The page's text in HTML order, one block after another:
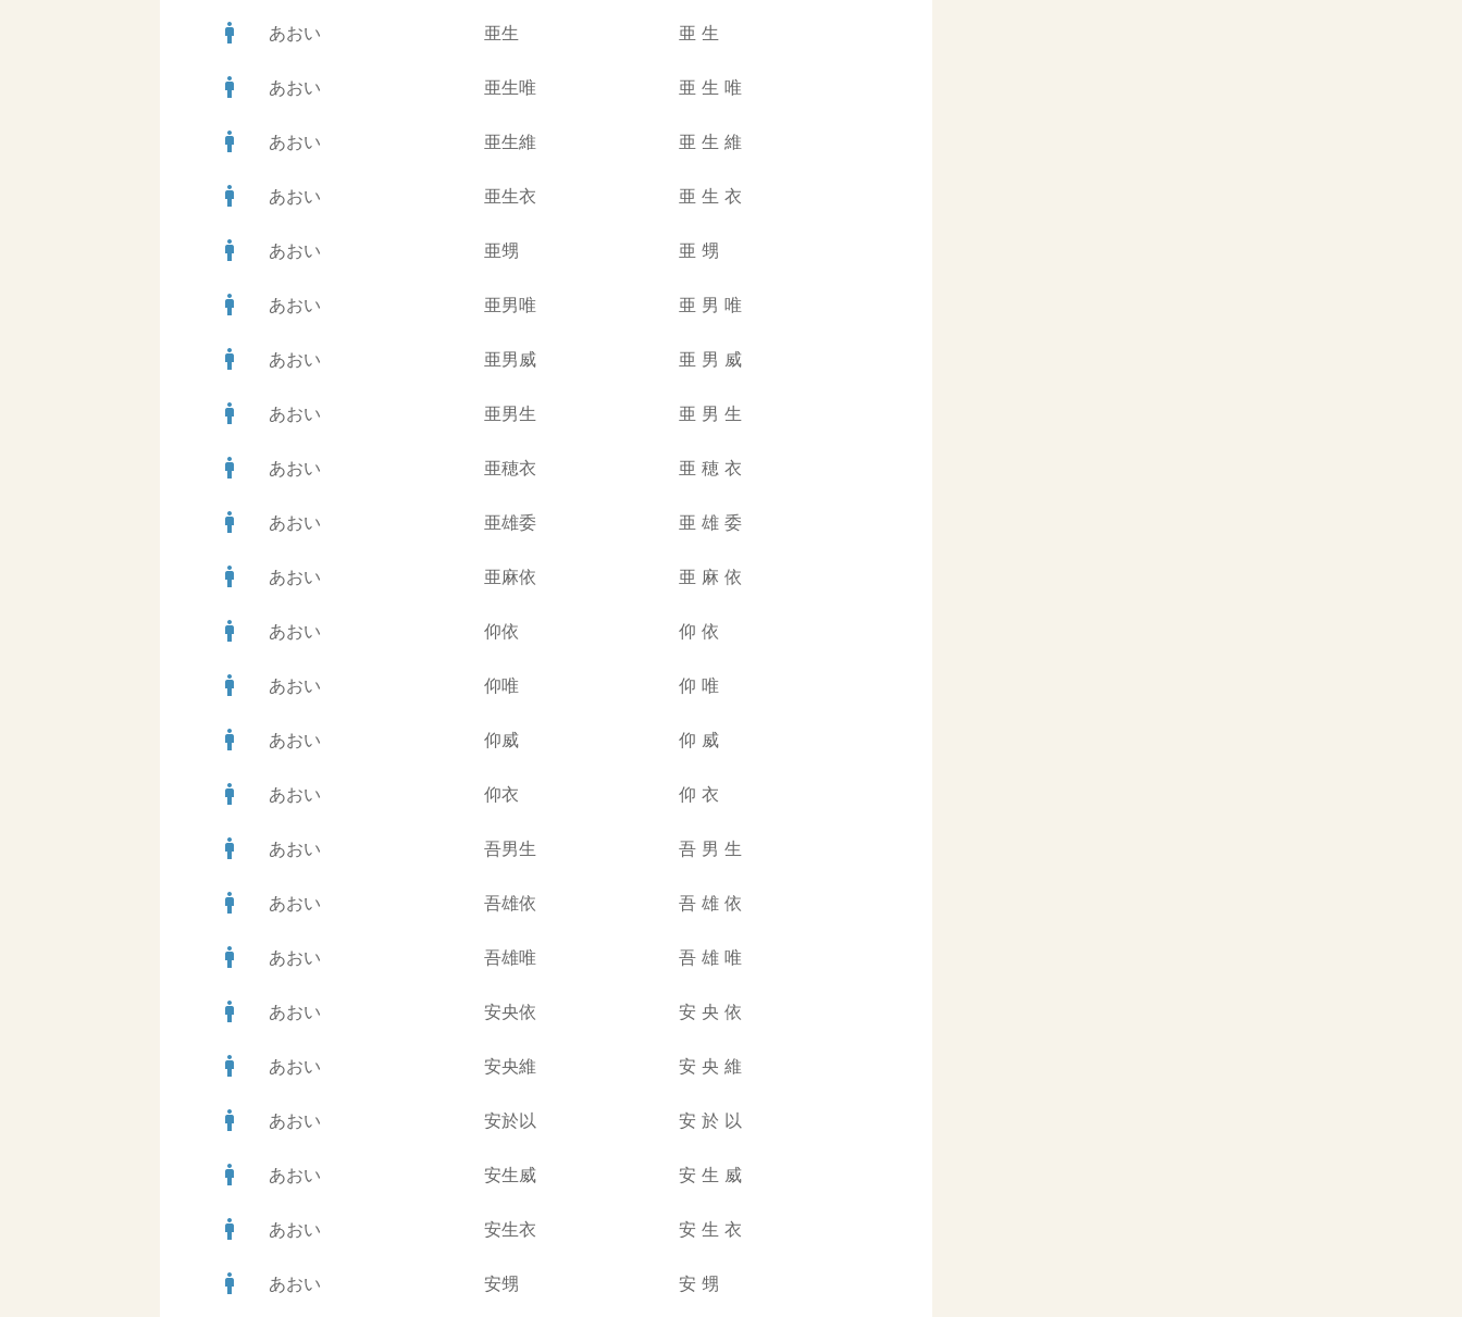
man あおい 亜生 亜 生
man あおい 亜生唯 亜 生 唯
man あおい 亜生維 亜 生 維
man あおい 亜生衣 亜 生 衣
man あおい 亜甥 亜 甥
man あおい 亜男唯 亜 男 唯
man あおい 亜男威 亜 男 威
man あおい 亜男生 亜 男 生
man あおい 亜穂衣 亜 穂 衣
man あおい 亜雄委 亜 雄 委
man あおい 亜麻依 亜 麻 依
man あおい 仰依 仰 依
man あおい 仰唯 仰 唯
man あおい 仰威 仰 威
man あおい 仰衣 仰 衣
man あおい 吾男生 吾 男 生
man あおい 吾雄依 吾 雄 依
man あおい 吾雄唯 吾 雄 唯
man あおい 安央依 安 央 依
man あおい 安央維 安 央 維
man あおい 安於以 安 於 以
man あおい 安生威 安 生 威
man あおい 安生衣 安 生 衣
man あおい 安甥 安 甥